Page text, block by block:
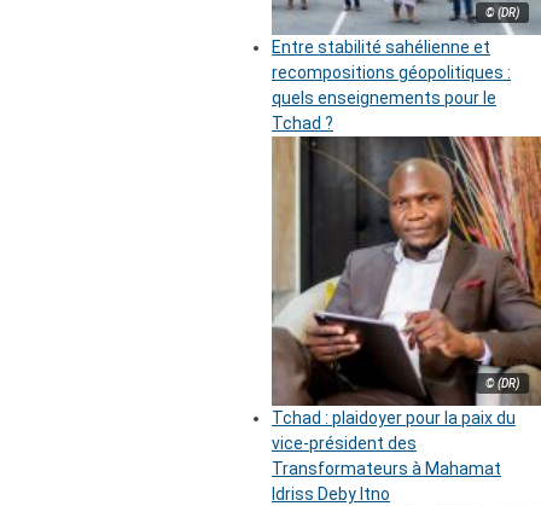
© (DR)
Entre stabilité sahélienne et
recompositions géopolitiques :
quels enseignements pour le
Tchad ?
© (DR)
Tchad : plaidoyer pour la paix du
vice-président des
Transformateurs à Mahamat
Idriss Deby Itno